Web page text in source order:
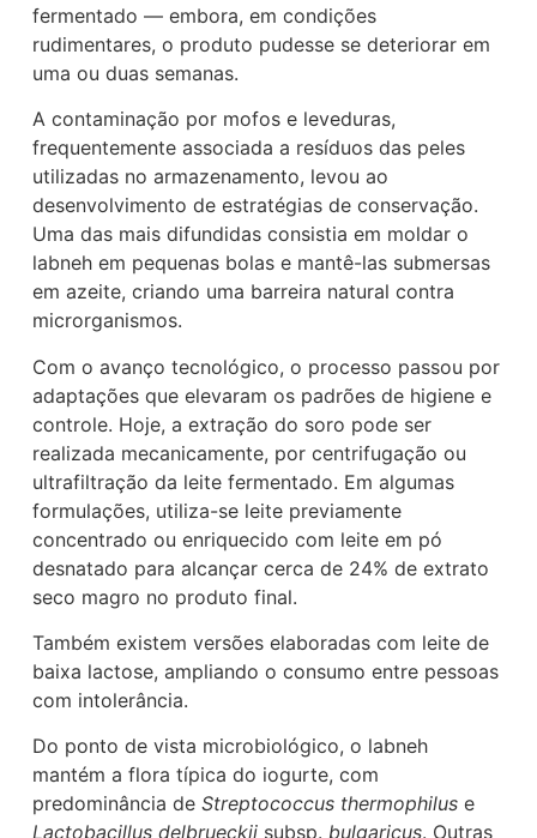
fermentado — embora, em condições
rudimentares, o produto pudesse se deteriorar em
uma ou duas semanas.
A contaminação por mofos e leveduras,
frequentemente associada a resíduos das peles
utilizadas no armazenamento, levou ao
desenvolvimento de estratégias de conservação.
Uma das mais difundidas consistia em moldar o
labneh em pequenas bolas e mantê-las submersas
em azeite, criando uma barreira natural contra
microrganismos.
Com o avanço tecnológico, o processo passou por
adaptações que elevaram os padrões de higiene e
controle. Hoje, a extração do soro pode ser
realizada mecanicamente, por centrifugação ou
ultrafiltração da leite fermentado. Em algumas
formulações, utiliza-se leite previamente
concentrado ou enriquecido com leite em pó
desnatado para alcançar cerca de 24% de extrato
seco magro no produto final.
Também existem versões elaboradas com leite de
baixa lactose, ampliando o consumo entre pessoas
com intolerância.
Do ponto de vista microbiológico, o labneh
mantém a flora típica do iogurte, com
predominância deStreptococcus thermophilus e
Lactobacillus delbrueckii subsp. bulgaricus. Outras